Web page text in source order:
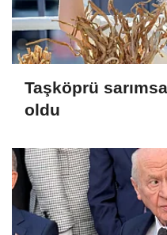
Taşköprü
oldu